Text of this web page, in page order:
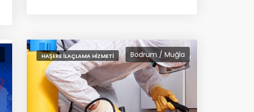
Bodrum / Muğla
HAŞERE İLAÇLAMA HIZMETI